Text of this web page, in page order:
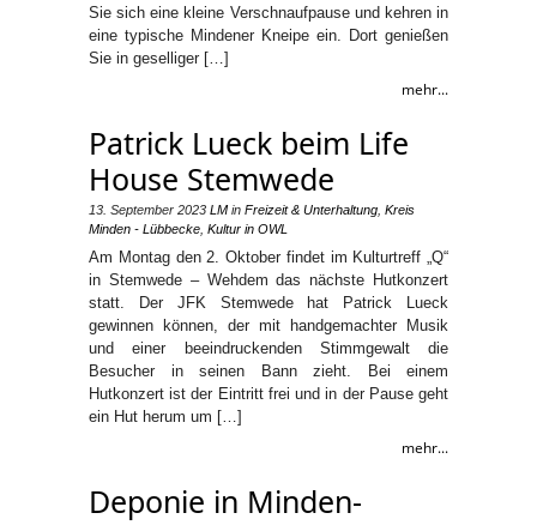
Sie sich eine kleine Verschnaufpause und kehren in
eine typische Mindener Kneipe ein. Dort genießen
Sie in geselliger […]
mehr...
Patrick Lueck beim Life
House Stemwede
13. September 2023 LM in Freizeit & Unterhaltung Kreis
Minden - Lübbecke Kultur in OWL
Am Montag den 2. Oktober findet im Kulturtreff „Q“
in Stemwede – Wehdem das nächste Hutkonzert
statt. Der JFK Stemwede hat Patrick Lueck
gewinnen können, der mit handgemachter Musik
und einer beeindruckenden Stimmgewalt die
Besucher in seinen Bann zieht. Bei einem
Hutkonzert ist der Eintritt frei und in der Pause geht
ein Hut herum um […]
mehr...
Deponie in Minden-